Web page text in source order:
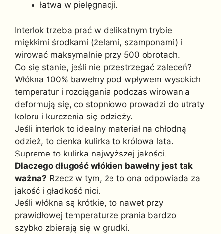
łatwa w pielęgnacji.
Interlok trzeba prać w delikatnym trybie
miękkimi środkami (żelami, szamponami) i
wirować maksymalnie przy 500 obrotach.
Co się stanie, jeśli nie przestrzegać zaleceń?
Włókna 100% bawełny pod wpływem wysokich
temperatur i rozciągania podczas wirowania
deformują się, co stopniowo prowadzi do utraty
koloru i kurczenia się odzieży.
Jeśli interlok to idealny materiał na chłodną
odzież, to cienka kulirka to królowa lata.
Supreme to kulirka najwyższej jakości.
Dlaczego długość włókien bawełny jest tak
ważna? Rzecz w tym, że to ona odpowiada za
jakość i gładkość nici.
Jeśli włókna są krótkie, to nawet przy
prawidłowej temperaturze prania bardzo
szybko zbierają się w grudki.